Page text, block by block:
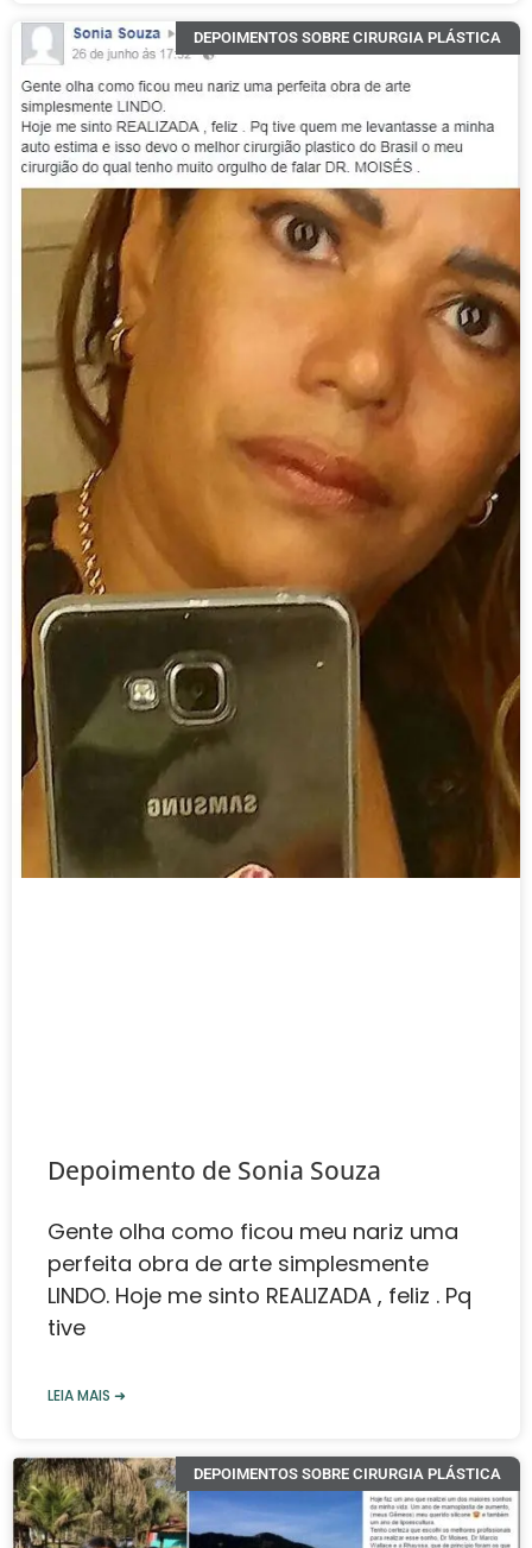
DEPOIMENTOS SOBRE CIRURGIA PLÁSTICA
Depoimento de ‎‎Sonia Souza
Gente olha como ficou meu nariz uma
perfeita obra de arte simplesmente
LINDO. Hoje me sinto REALIZADA , feliz . Pq
tive
LEIA MAIS ➜
DEPOIMENTOS SOBRE CIRURGIA PLÁSTICA